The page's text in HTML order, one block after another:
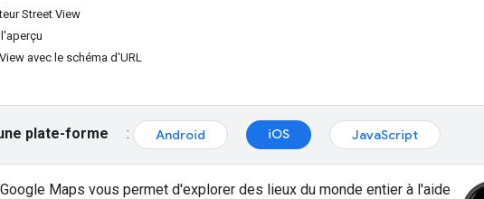
Street View
l'aperçu
avec le schéma d'URL
plate-forme : Android iOS JavaScript
Google Maps vous permet d'explorer des lieux du monde entier à l'aide